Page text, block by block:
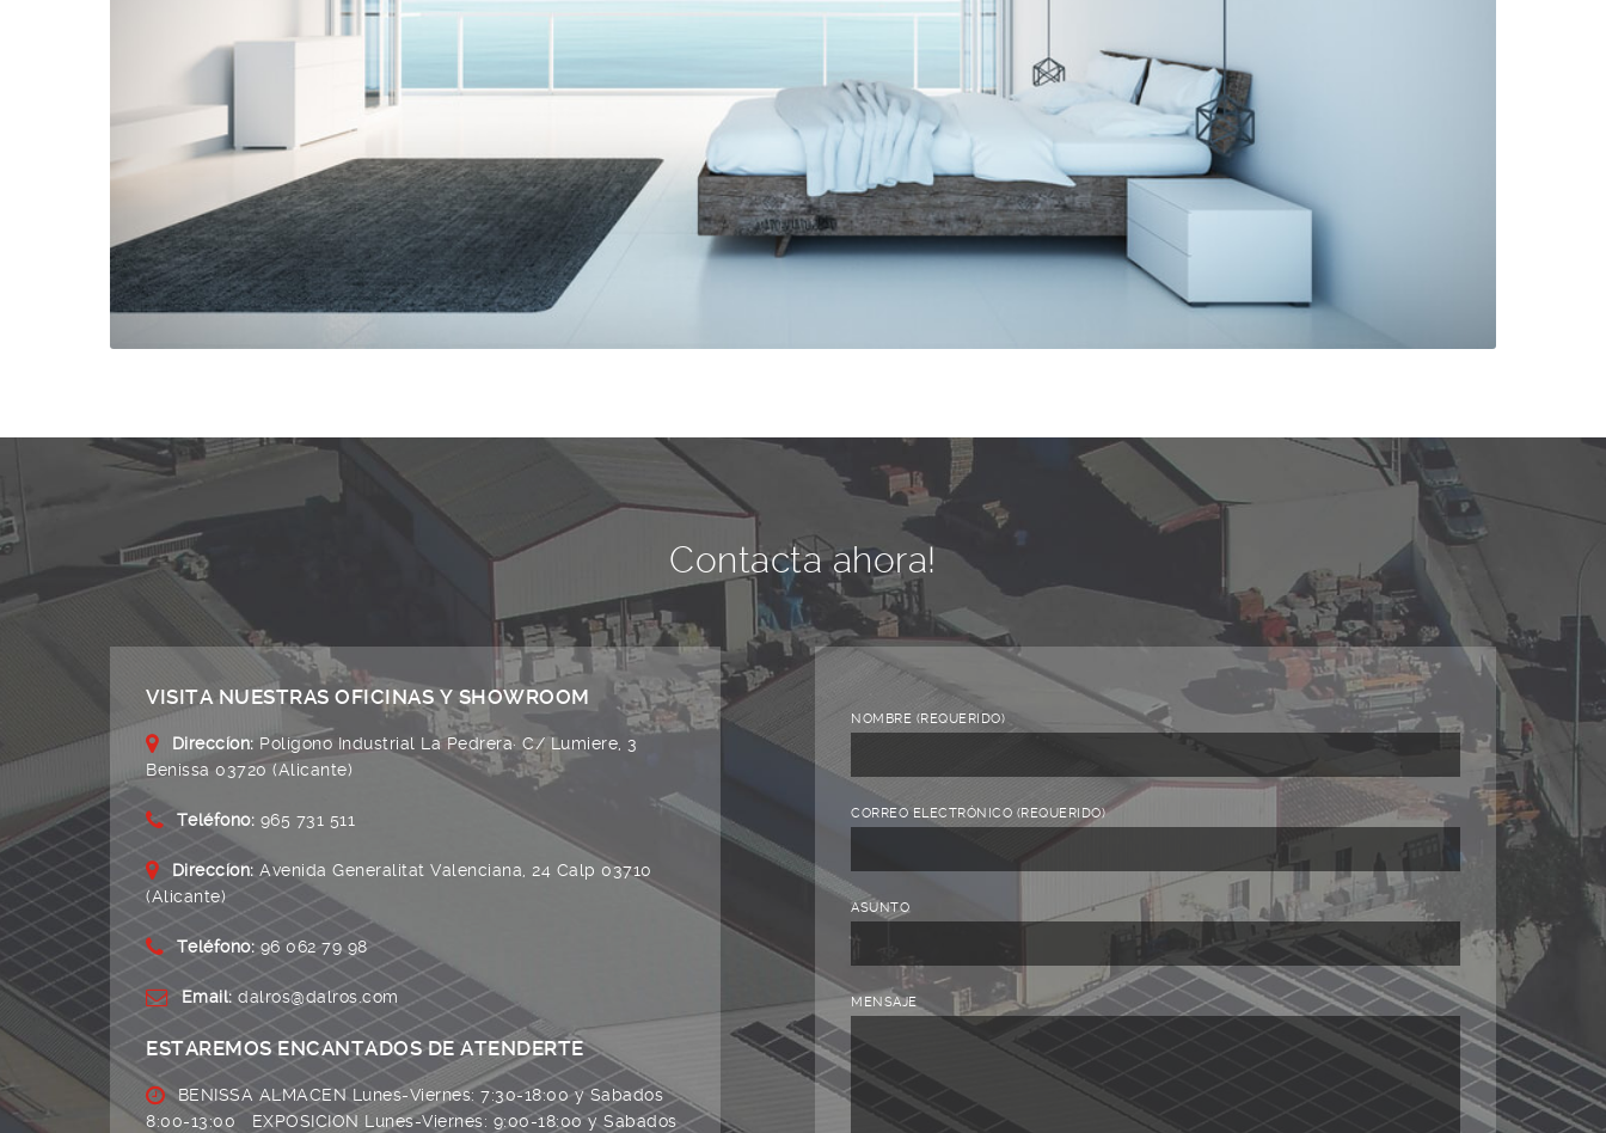
Contacta ahora!
VISITA NUESTRAS OFICINAS Y SHOWROOM
Direccíon: Polígono Industrial La Pedrera· C/ Lumiere, 3
Benissa 03720 (Alicante)
Teléfono: 965 731 511
Direccíon: Avenida Generalitat Valenciana, 24 Calp 03710
(Alicante)
Teléfono: 96 062 79 98
Email: dalros@dalros.com
ESTAREMOS ENCANTADOS DE ATENDERTE
BENISSA ALMACEN Lunes-Viernes: 7:30-18:00 y Sabados
8:00-13:00 EXPOSICION Lunes-Viernes: 9:00-18:00 y Sabados
NOMBRE (REQUERIDO)
CORREO ELECTRÓNICO (REQUERIDO)
ASUNTO
MENSAJE